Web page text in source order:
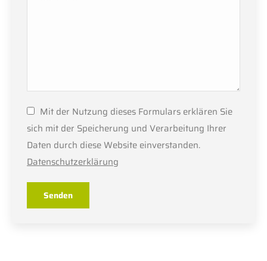
Mit der Nutzung dieses Formulars erklären Sie
sich mit der Speicherung und Verarbeitung Ihrer
Daten durch diese Website einverstanden.
Datenschutzerklärung
Senden